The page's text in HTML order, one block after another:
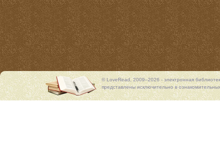
© LoveRead, 2009–2026 - электронная
представлены исключительно в